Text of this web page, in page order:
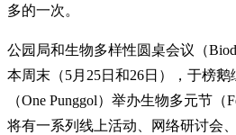
多的一次。
公园局和生物多样性圆桌会议（
本周末（5月25日和26日），于榜
（One Punggol）举办生物多元节（
将有一系列线上活动、网络研讨会